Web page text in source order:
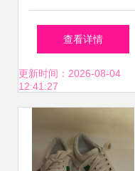
专注鞋垫定制加
工，品质与价格双
优之选
查看详情
更新时间：2026-08-04
12:41:27